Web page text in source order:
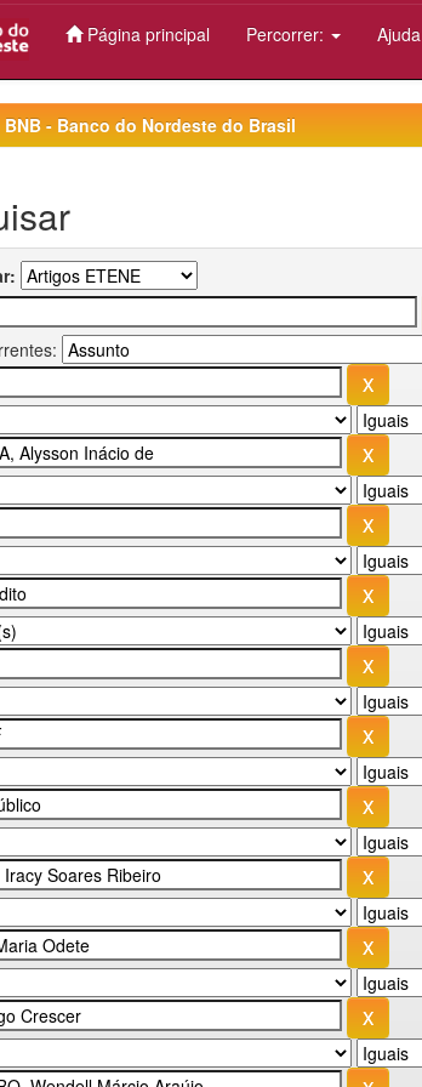
Página principal Percorrer: Ajuda
BNB - Banco do Nordeste do Brasil